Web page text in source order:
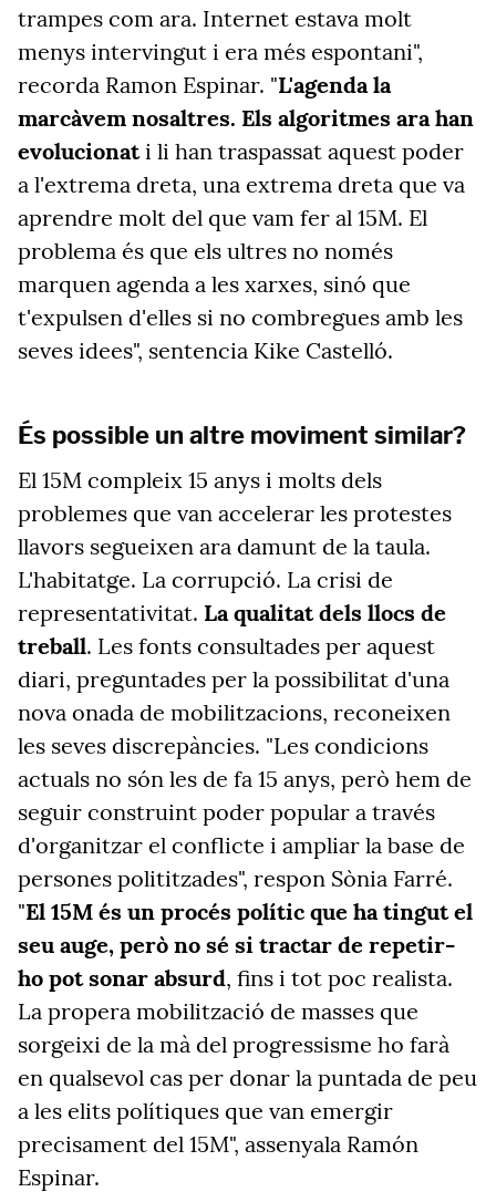
trampes com ara. Internet estava molt
menys intervingut i era més espontani",
recorda Ramon Espinar. "L'agenda la
marcàvem nosaltres. Els algoritmes ara han
evolucionati li han traspassat aquest poder
a l'extrema dreta, una extrema dreta que va
aprendre molt del que vam fer al 15M. El
problema és que els ultres no només
marquen agenda a les xarxes, sinó que
t'expulsen d'elles si no combregues amb les
seves idees", sentencia Kike Castelló.
És possible un altre moviment similar?
El 15M compleix 15 anys i molts dels
problemes que van accelerar les protestes
llavors segueixen ara damunt de la taula.
L'habitatge. La corrupció. La crisi de
representativitat. La qualitat dels llocs de
treball. Les fonts consultades per aquest
diari, preguntades per la possibilitat d'una
nova onada de mobilitzacions, reconeixen
les seves discrepàncies. "Les condicions
actuals no són les de fa 15 anys, però hem de
seguir construint poder popular a través
d'organitzar el conflicte i ampliar la base de
persones polititzades", respon Sònia Farré.
"El 15M és un procés polític que ha tingut el
seu auge, però no sé si tractar de repetir-
ho pot sonar absurd, fins i tot poc realista.
La propera mobilització de masses que
sorgeixi de la mà del progressisme ho farà
en qualsevol cas per donar la puntada de peu
a les elits polítiques que van emergir
precisament del 15M", assenyala Ramón
Espinar.